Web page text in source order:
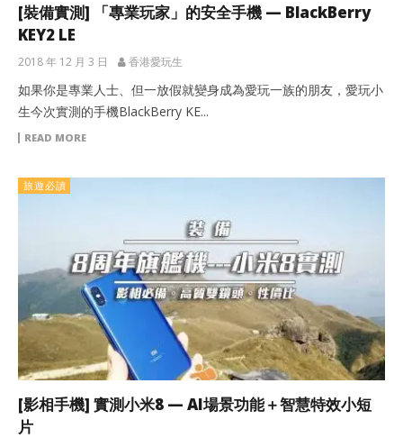
[裝備實測] 「專業玩家」的安全手機 — BlackBerry
KEY2 LE
2018 年 12 月 3 日 香港愛玩生
如果你是專業人士、但一放假就變身成為愛玩一族的朋友，愛玩小
生今次實測的手機BlackBerry KE...
READ MORE
旅遊必讀
[影相手機] 實測小米8 — AI場景功能＋智慧特效小短
片